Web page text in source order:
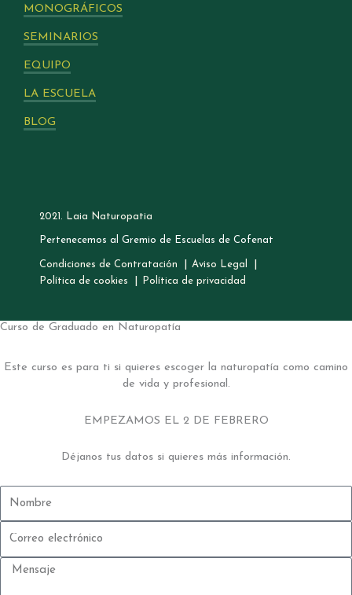
MONOGRÁFICOS
SEMINARIOS
EQUIPO
LA ESCUELA
BLOG
2021. Laia Naturopatia
Pertenecemos al Gremio de Escuelas de Cofenat
Condiciones de Contratación
Aviso Legal
Política de cookies
Política de privacidad
Curso de Graduado en Naturopatía
Este curso es para ti si quieres escoger la naturopatía como camino
de vida y profesional.
EMPEZAMOS EL 2 DE FEBRERO
Déjanos tus datos si quieres más información.
electrónico
Mensaje